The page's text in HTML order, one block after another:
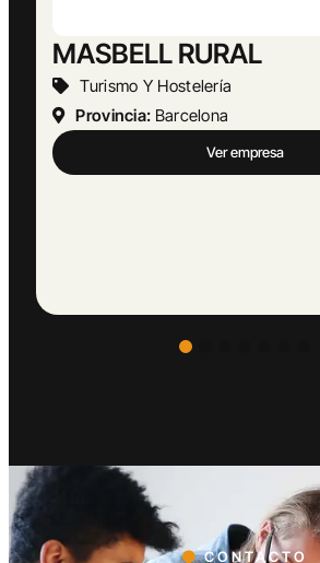
Abogado Ángel López
Actividades Jurídicas
Provincia:Málaga
Ver empresa
CONTACTO